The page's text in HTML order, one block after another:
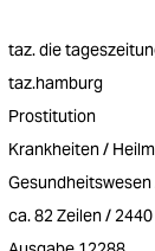
taz. die
taz.hamburg
Prostitution
Krankheiten /
ca. 82 Zeilen /